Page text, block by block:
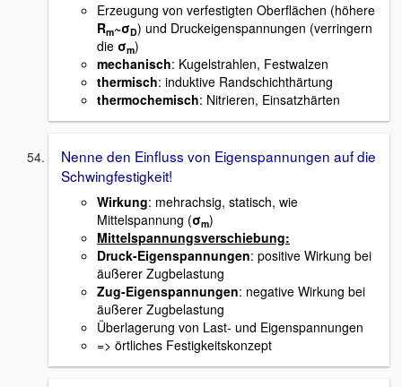
Erzeugung von verfestigten Oberflächen (höhere
Rm~σD) und Druckeigenspannungen (verringern
die σm)
mechanisch: Kugelstrahlen, Festwalzen
thermisch: induktive Randschichthärtung
thermochemisch: Nitrieren, Einsatzhärten
Nenne den Einfluss von Eigenspannungen auf die
Schwingfestigkeit!
Wirkung: mehrachsig, statisch, wie
Mittelspannung (σm)
Mittelspannungsverschiebung:
Druck-Eigenspannungen: positive Wirkung bei
äußerer Zugbelastung
Zug-Eigenspannungen: negative Wirkung bei
äußerer Zugbelastung
Überlagerung von Last- und Eigenspannungen
=> örtliches Festigkeitskonzept